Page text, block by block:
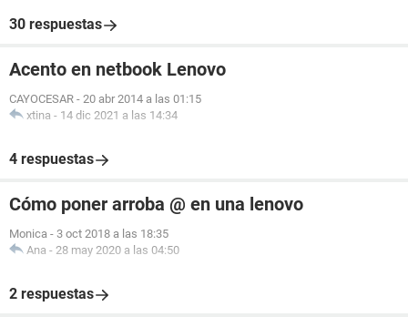
Android / Chrome 103.0.0.0
30 respuestas
Acento en netbook Lenovo
CAYOCESAR - 20 abr 2014 a las 01:15
xtina - 14 dic 2021 a las 14:34
4 respuestas
Cómo poner arroba @ en una lenovo
Monica - 3 oct 2018 a las 18:35
Ana - 28 may 2020 a las 04:50
2 respuestas